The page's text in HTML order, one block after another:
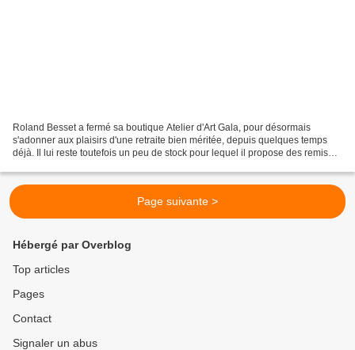
Roland Besset a fermé sa boutique Atelier d'Art Gala, pour désormais
s'adonner aux plaisirs d'une retraite bien méritée, depuis quelques temps
déjà. Il lui reste toutefois un peu de stock pour lequel il propose des remises
Page suivante >
Hébergé par Overblog
Top articles
Pages
Contact
Signaler un abus